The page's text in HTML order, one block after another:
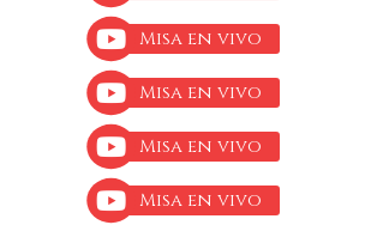
Misa en vivo
Misa en vivo
Misa en vivo
Misa en vivo